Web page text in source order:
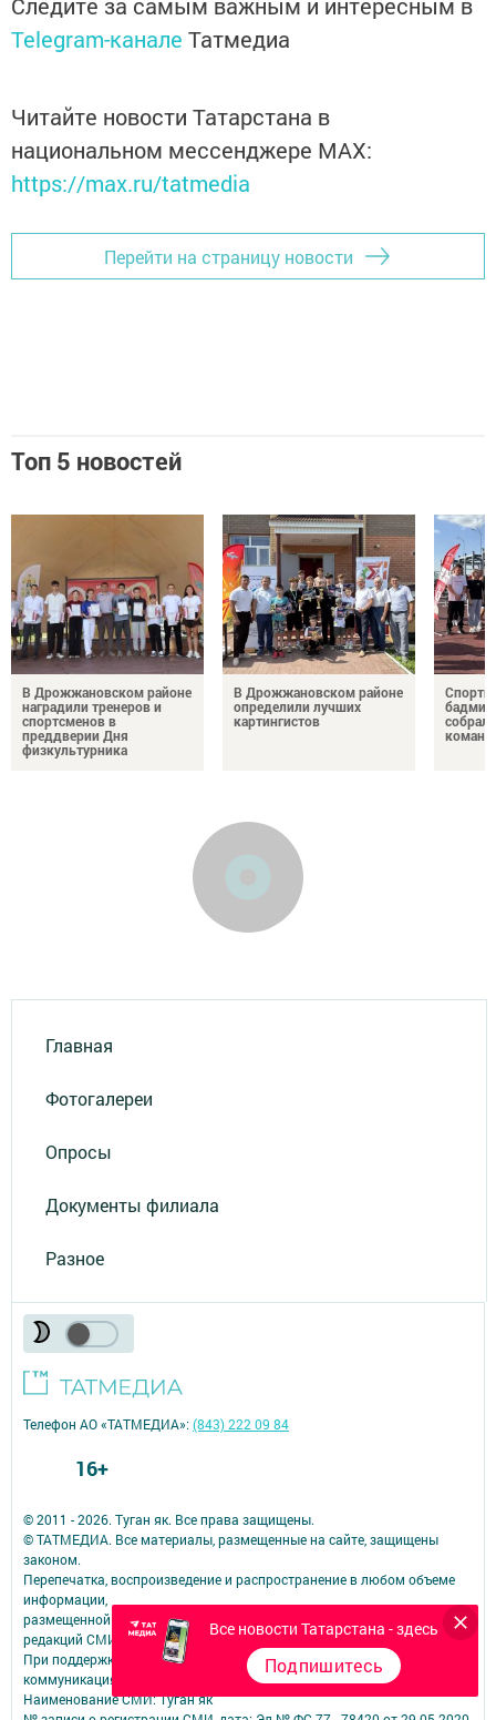
Telegram-канале Татмедиа
Читайте новости Татарстана в
национальном мессенджере MАХ:
https://max.ru/tatmedia
Перейти на страницу новости
Топ 5 новостей
В Дрожжановском районе
наградили тренеров и
спортсменов в
преддверии Дня
физкультурника
В Дрожжановском районе
определили лучших
картингистов
Главная
Фотогалереи
Опросы
Документы филиала
Разное
Все новости Татарстана - здесь
Подпишитесь
© 2011 - 2026. Туган як. Все права защищены.
© ТАТМЕДИА. Все материалы, размещенные на сайте, защищены
законом.
Перепечатка, воспроизведение и распространение в любом объеме
информации,
размещенной на сайте, возможна только с письменного согласия
редакций СМИ.
При поддержке Республиканского агентства по печати и массовым
коммуникациям.
Наименование СМИ: Туган як
Телефон АО «ТАТМЕДИА»:(843) 222 09 84
16+